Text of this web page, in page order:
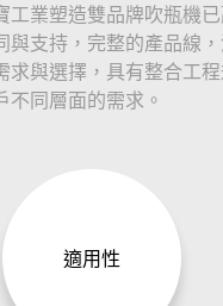
工業塑造雙品牌吹瓶機
與支持，完整的產品線
求與選擇，具有整合工
不同層面的需求。
適用性